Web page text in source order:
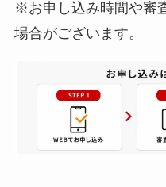
※お申し込み時間や審
場合がございます。